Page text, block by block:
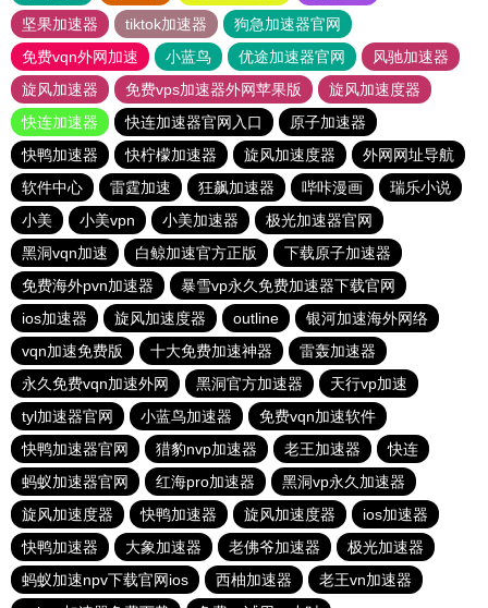
坚果加速器
tiktok加速器
狗急加速器官网
免费vqn外网加速
小蓝鸟 优途加速器官网
风驰加速器
旋风加速器
免费vps加速器外网苹果版
旋风加速度器
快连加速器
快连加速器官网入口
原子加速器
快鸭加速器
快柠檬加速器 旋风加速度器
外网网址导航
软件中心
雷霆加速 狂飙加速器 哔咔漫画
瑞乐小说
小美
小美vpn 小美加速器
极光加速器官网
黑洞vqn加速
白鲸加速官方正版
下载原子加速器
免费海外pvn加速器
暴雪vp永久免费加速器下载官网
ios加速器
旋风加速度器 outline
银河加速海外网络
vqn加速免费版
十大免费加速神器
雷轰加速器
永久免费vqn加速外网
黑洞官方加速器
天行vp加速
tyl加速器官网
小蓝鸟加速器
免费vqn加速软件
快鸭加速器官网
猎豹nvp加速器 老王加速器
快连
蚂蚁加速器官网
红海pro加速器
黑洞vp永久加速器
旋风加速度器
快鸭加速器 旋风加速度器
ios加速器
快鸭加速器
大象加速器 老佛爷加速器
极光加速器
蚂蚁加速npv下载官网ios
西柚加速器
老王vn加速器